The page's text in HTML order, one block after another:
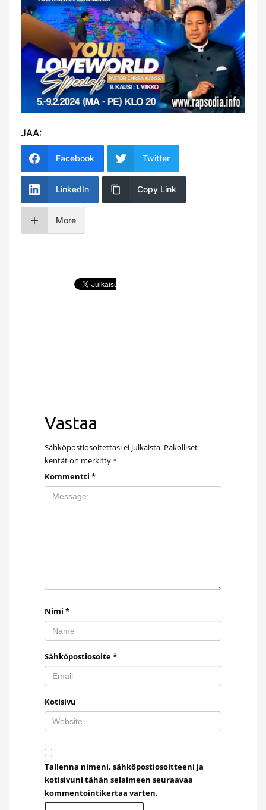
JAA:
Facebook Twitter
LinkedIn Copy Link
More
Vastaa
Sähköpostiosoitettasi ei julkaista. Pakolliset
kentät on merkitty*
Kommentti *
Nimi *
Sähköpostiosoite*
Kotisivu
Tallenna nimeni, sähköpostiosoitteeni ja
kotisivuni tähän selaimeen seuraavaa
kommentointikertaa varten.